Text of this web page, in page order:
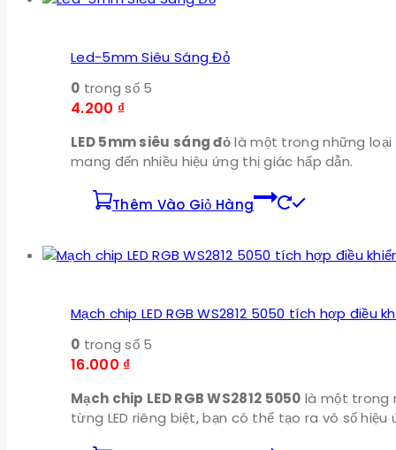
Led-5mm Siêu Sáng Đỏ
0 trong số 5
4.200 ₫
LED 5mm siêu sáng đỏlà một trong những loại
mang đến nhiều hiệu ứng thị giác hấp dẫn.
Thêm Vào Giỏ Hàng
Mạch chip LED RGB WS2812 5050 tích hợp điều
0 trong số 5
16.000 ₫
Mạch chip LED RGB WS2812 5050 là một trong
từng LED riêng biệt, bạn có thể tạo ra vô số